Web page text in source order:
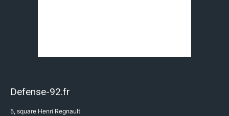
Defense-92.fr
5, square Henri Regnault